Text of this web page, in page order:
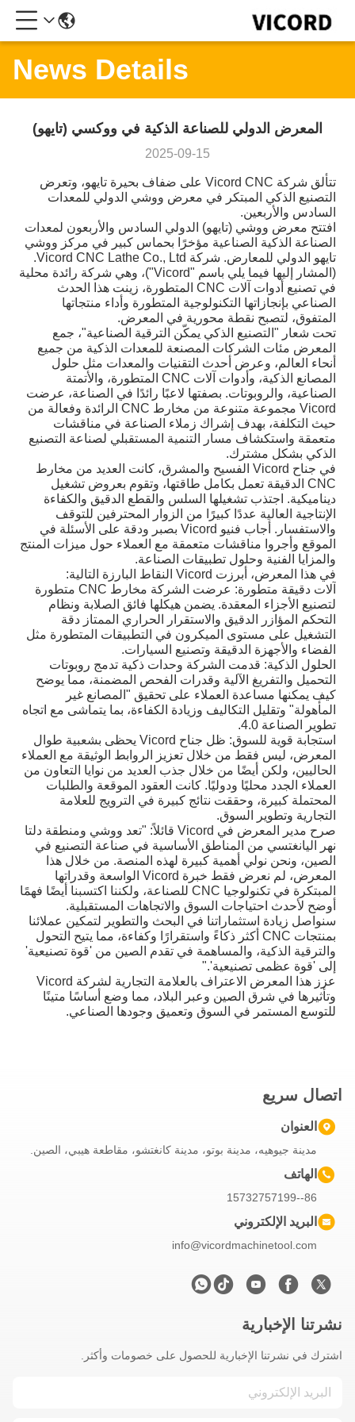
News Details
المعرض الدولي للصناعة الذكية في ووكسي (تايهو)
2025-09-15
تتألق شركة Vicord CNC على ضفاف بحيرة تايهو، وتعرض
التصنيع الذكي المبتكر في معرض ووشي الدولي للمعدات
السادس والأربعين.
افتتح معرض ووشي (تايهو) الدولي السادس والأربعون لمعدات
الصناعة الذكية الصناعية مؤخرًا بحماس كبير في مركز ووشي
تايهو الدولي للمعارض. شركة Vicord CNC Lathe Co., Ltd.
(المشار إليها فيما يلي باسم "Vicord")، وهي شركة رائدة محلية
في تصنيع أدوات آلات CNC المتطورة، زينت هذا الحدث
الصناعي بإنجازاتها التكنولوجية المتطورة وأداء منتجاتها
المتفوق، لتصبح نقطة محورية في المعرض.
تحت شعار "التصنيع الذكي يمكّن الترقية الصناعية"، جمع
المعرض مئات الشركات المصنعة للمعدات الذكية من جميع
أنحاء العالم، وعرض أحدث التقنيات والمعدات مثل حلول
المصانع الذكية، وأدوات آلات CNC المتطورة، والأتمتة
الصناعية، والروبوتات. بصفتها لاعبًا رائدًا في الصناعة، عرضت
Vicord مجموعة متنوعة من مخارط CNC الرائدة وفعالة من
حيث التكلفة، بهدف إشراك زملاء الصناعة في مناقشات
متعمقة واستكشاف مسار التنمية المستقبلي لصناعة التصنيع
الذكي بشكل مشترك.
في جناح Vicord الفسيح والمشرق، كانت العديد من مخارط
CNC الدقيقة تعمل بكامل طاقتها، وتقوم بعروض تشغيل
ديناميكية. اجتذب تشغيلها السلس والقطع الدقيق والكفاءة
الإنتاجية العالية عددًا كبيرًا من الزوار المحترفين للتوقف
والاستفسار. أجاب فنيو Vicord بصبر ودقة على الأسئلة في
الموقع وأجروا مناقشات متعمقة مع العملاء حول ميزات المنتج
والمزايا الفنية وحلول تطبيقات الصناعة.
في هذا المعرض، أبرزت Vicord النقاط البارزة التالية:
آلات دقيقة متطورة: عرضت الشركة مخارط CNC متطورة
لتصنيع الأجزاء المعقدة. يضمن هيكلها فائق الصلابة ونظام
التحكم المؤازر الدقيق والاستقرار الحراري الممتاز دقة
التشغيل على مستوى الميكرون في التطبيقات المتطورة مثل
الفضاء والأجهزة الدقيقة وتصنيع السيارات.
الحلول الذكية: قدمت الشركة وحدات ذكية تدمج روبوتات
التحميل والتفريغ الآلية وقدرات الفحص المضمنة، مما يوضح
كيف يمكنها مساعدة العملاء على تحقيق "المصانع غير
المأهولة" وتقليل التكاليف وزيادة الكفاءة، بما يتماشى مع اتجاه
تطوير الصناعة 4.0.
استجابة قوية للسوق: ظل جناح Vicord يحظى بشعبية طوال
المعرض، ليس فقط من خلال تعزيز الروابط الوثيقة مع العملاء
الحاليين، ولكن أيضًا من خلال جذب العديد من نوايا التعاون من
العملاء الجدد محليًا ودوليًا. كانت العقود الموقعة والطلبات
المحتملة كبيرة، وحققت نتائج كبيرة في الترويج للعلامة
التجارية وتطوير السوق.
صرح مدير المعرض في Vicord قائلاً: "تعد ووشي ومنطقة دلتا
نهر اليانغتسي من المناطق الأساسية في صناعة التصنيع في
الصين، ونحن نولي أهمية كبيرة لهذه المنصة. من خلال هذا
المعرض، لم نعرض فقط خبرة Vicord الواسعة وقدراتها
المبتكرة في تكنولوجيا CNC للصناعة، ولكننا اكتسبنا أيضًا فهمًا
أوضح لأحدث احتياجات السوق والاتجاهات المستقبلية.
سنواصل زيادة استثماراتنا في البحث والتطوير لتمكين عملائنا
بمنتجات CNC أكثر ذكاءً واستقرارًا وكفاءة، مما يتيح التحول
والترقية الذكية، والمساهمة في تقدم الصين من 'قوة تصنيعية'
إلى 'قوة عظمى تصنيعية'."
عزز هذا المعرض الاعتراف بالعلامة التجارية لشركة Vicord
وتأثيرها في شرق الصين وعبر البلاد، مما وضع أساسًا متينًا
للتوسع المستمر في السوق وتعميق وجودها الصناعي.
اتصال سريع
العنوان
مدينة جيوهيه، مدينة بوتو، مدينة كانغتشو، مقاطعة هيبي، الصين.
الهاتف
86--15732757199
البريد الإلكتروني
info@vicordmachinetool.com
نشرتنا الإخبارية
اشترك في نشرتنا الإخبارية للحصول على خصومات وأكثر.